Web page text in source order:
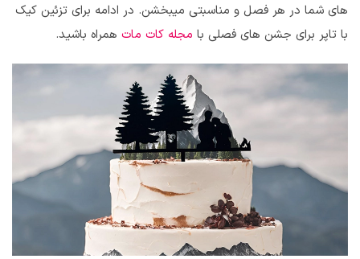
های شما در هر فصل و مناسبتی میبخشن. در ادامه برای تزئین کیک
با تاپر برای جشن های فصلی با مجله کات مات همراه باشید.